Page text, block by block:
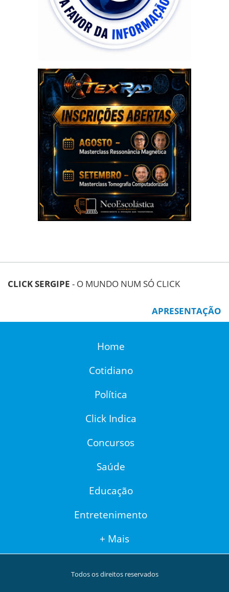
CLICK SERGIPE - O MUNDO NUM SÓ CLICK
APRESENTAÇÃO
Home
Cotidiano
Política
Click Indica
Concursos
Saúde
Educação
Entretenimento
+ Mais
Todos os direitos reservados